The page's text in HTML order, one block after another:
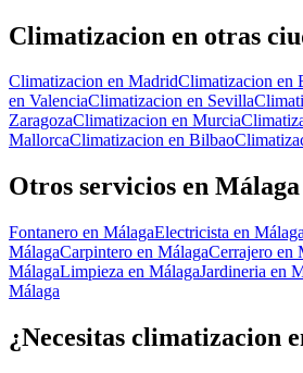
Climatizacion en otras
Climatizacion en MadridClimatizacion en
en ValenciaClimatizacion en Sevilla
ZaragozaClimatizacion en Murcia
MallorcaClimatizacion en Bilbao
Otros servicios en Málaga
Fontanero en MálagaElectricista en Málaga
MálagaCarpintero en MálagaCerrajero en
MálagaLimpieza en MálagaJardineria en
Málaga
¿Necesitas climatizacion